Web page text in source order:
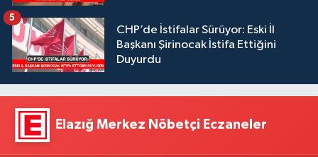
CHP’de İstifalar Sürüyor: Eski İl
Başkanı Şirinocak İstifa Ettiğini
Duyurdu
5
Elazığ Merkez Nöbetçi Eczaneler